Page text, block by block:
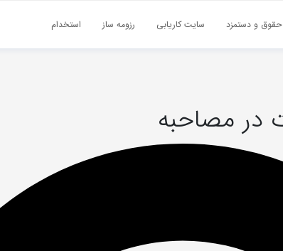
حقوق و دستمزد سایت کاریابی رزومه ساز استخدام